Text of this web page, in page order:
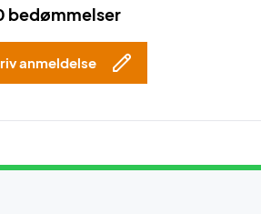
bedømmelser
anmeldelse